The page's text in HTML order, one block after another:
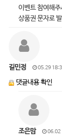
이벤트 참여해
상품권 문자로
길민정 05.29
댓글내용 확인
조은맘 06.02